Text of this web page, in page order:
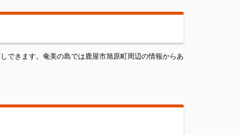
できます。奄美の島では鹿屋市旭原町周辺の情報からあ